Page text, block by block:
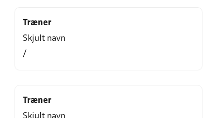
Træner
Skjult navn
/
Træner
Skjult navn